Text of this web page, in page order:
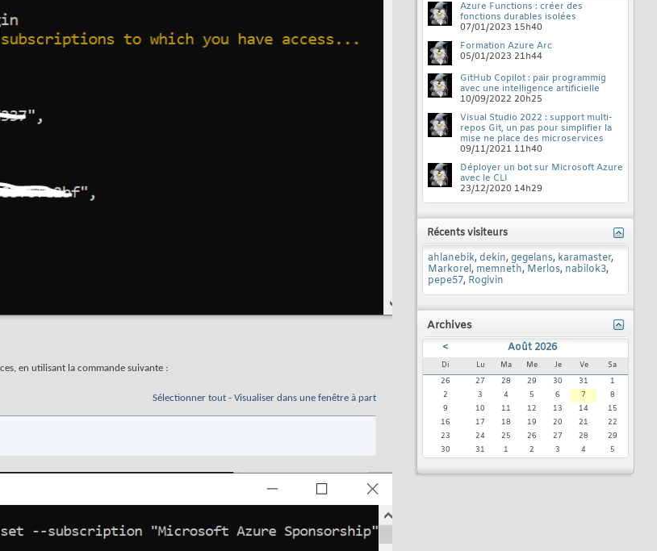
en utilisant la commande suivante :
Sélectionner tout - Visualiser dans une fenêtre à part
Azure Functions : créer des
fonctions durables isolées
07/01/2023 15h40
Formation Azure Arc
05/01/2023 21h44
GitHub Copilot : pair programmig
avec une intelligence artificielle
10/09/2022 20h25
Visual Studio 2022 : support multi-
repos Git, un pas pour simplifier la
mise ne place des microservices
09/11/2021 11h40
Déployer un bot sur Microsoft Azure
avec le CLI
23/12/2020 14h29
Récents visiteurs
ahlanebik, dekin, gegelans, karamaster,
Markorel, memneth, Merlos, nabilok3,
pepe57, Rogivin
Archives
< Août 2026
Di Lu Ma Me Je Ve
Sa
26
27 28 29 30 31
1
2
3 4 5 6 7
8
9
10 11 12 13 14
15
16
17 18 19 20 21
22
23
24 25 26 27 28
29
30
31 1 2 3 4 5